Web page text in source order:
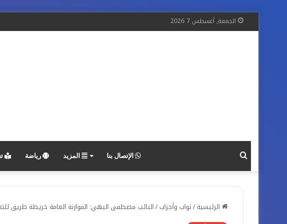
الجمعة, أغسطس 7 2026
رياضة المزيد الإتصال بنا
عن
الرئيسية/نواب وأحزاب/النائب مصطفى البهي: الموازنة العامة خريطة طريق